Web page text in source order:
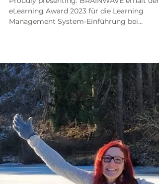
3. Mai 2023 1 Min. Lesezeit
eLearning-Award 2023
Proudly presenting: BRAINWAVE erhält den
eLearning Award 2023 für die Learning
Management System-Einführung bei
NewPlacement Academy...